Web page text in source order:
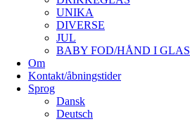
UNIKA
DIVERSE
JUL
BABY FOD/HÅND I GLAS
Om
Kontakt/åbningstider
Sprog
Dansk
Deutsch